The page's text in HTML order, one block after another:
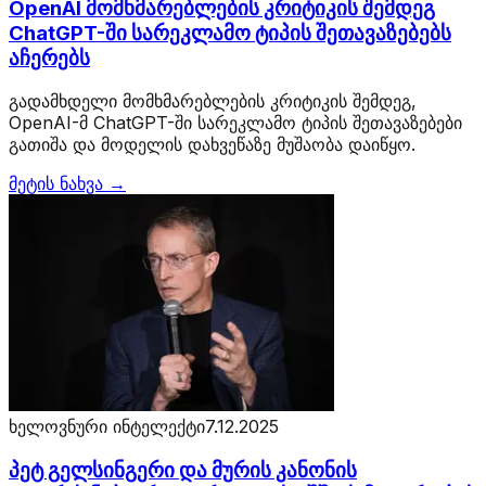
OpenAI მომხმარებლების კრიტიკის შემდეგ
ChatGPT-ში სარეკლამო ტიპის შეთავაზებებს
აჩერებს
გადამხდელი მომხმარებლების კრიტიკის შემდეგ,
OpenAI-მ ChatGPT-ში სარეკლამო ტიპის შეთავაზებები
გათიშა და მოდელის დახვეწაზე მუშაობა დაიწყო.
მეტის ნახვა →
ხელოვნური ინტელექტი7.12.2025
პეტ გელსინგერი და მურის კანონის